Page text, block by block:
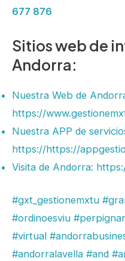
677 876
Sitios web de
Andorra:
Nuestra Web de
https://
Nuestra APP de
https://https://
Visita de Andorra:
#gxt_gestionemxtu
#ordinoesviu
#virtual
#andorralavella #and